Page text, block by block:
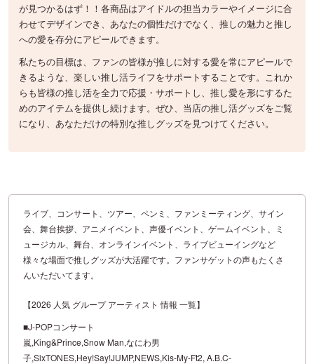
が見つかるはず！！各商品はアイドルの担当カラーやイメージに合
わせてデザインでき、あなたの個性だけでなく、推しの魅力と推し
への愛を存分にアピールできます。
私たちの目標は、ファンの皆様が推しに対する愛を常にアピールで
きるような、楽しい推し活ライフをサポートすることです。これか
らも皆様の推し活を全力で応援・サポートし、推し愛を形にするた
めのアイテムを提供し続けます。ぜひ、当店の推し活グッズをご覧
になり、あなただけの特別な推しグッズを見つけてください。
ライブ、コンサート、ツアー、ペンミ、ファンミーティング、サイン
会、舞台挨拶、アニメイベント、声優イベント、ゲームイベント、ミ
ュージカル、舞台、オンラインイベント、ライブビューイングなど
様々な場面で推しグッズが大活躍です。ファンサゲットの声もたくさ
んいただいてます。
【2026 人気 グループ アーティスト 情報 一覧】
■J-POPコンサート
嵐,King&Prince,Snow Man,なにわ男
子,SixTONES,Hey!Say!JUMP,NEWS,Kis-My-Ft2, A.B.C-